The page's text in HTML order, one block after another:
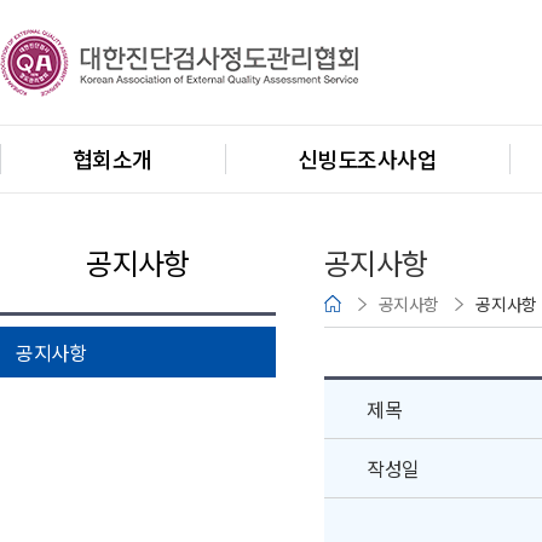
협회소개 신빙도조사사업
공지사항
공지사항
공지사항
공지사항 공지사항
제목
작성일